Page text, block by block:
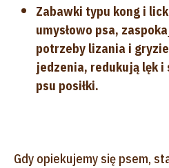
Zabawki typu kong i
umysłowo psa,
potrzeby lizania i
jedzenia, redukują lęk
psu posiłki.
Gdy opiekujemy się psem,